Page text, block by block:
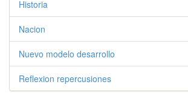
Historia
Nacion
Nuevo modelo desarrollo
Reflexion repercusiones